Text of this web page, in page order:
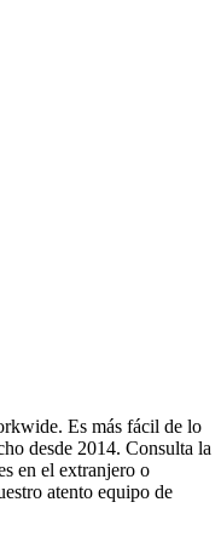
Es más fácil de lo
desde 2014. Consulta la
en el extranjero o
atento equipo de